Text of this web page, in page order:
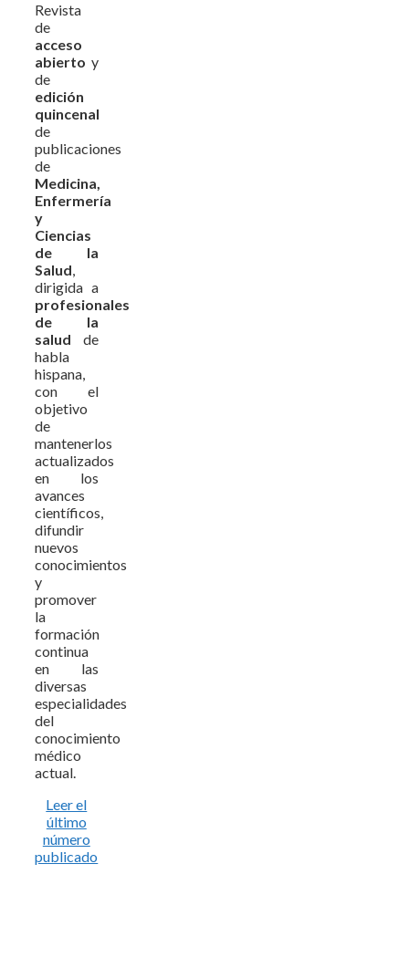
Revista
de
acceso
abierto y
de
edición
quincenal
de
publicaciones
de
Medicina,
Enfermería
y
Ciencias
de la
Salud,
dirigida a
profesionales
de la
salud de
habla
hispana,
con el
objetivo
de
mantenerlos
actualizados
en los
avances
científicos,
difundir
nuevos
conocimientos
y
promover
la
formación
continua
en las
diversas
especialidades
del
conocimiento
médico
actual.
Leer el
último
número
publicado